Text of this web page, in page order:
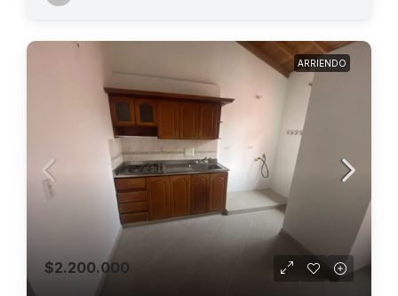
ARRIENDO
$2.200.000